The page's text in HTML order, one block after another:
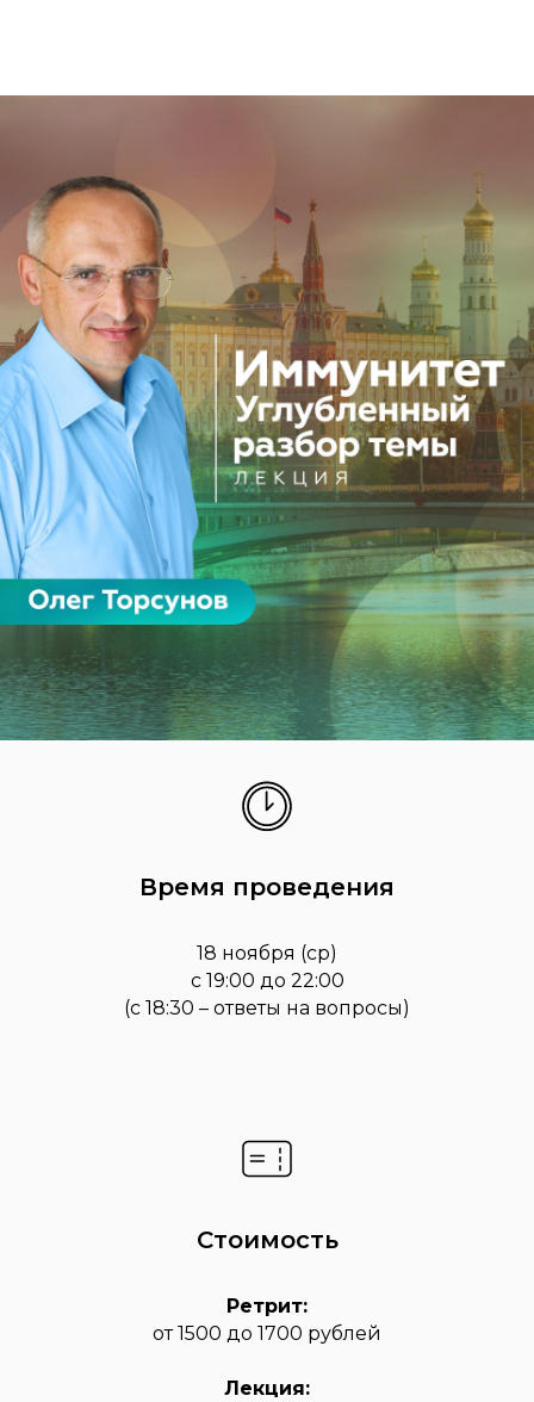
Время проведения
18 ноября (ср)
с 19:00 до 22:00
(с 18:30 – ответы на вопросы)
Стоимость
Ретрит:
от 1500 до 1700 рублей
Лекция: